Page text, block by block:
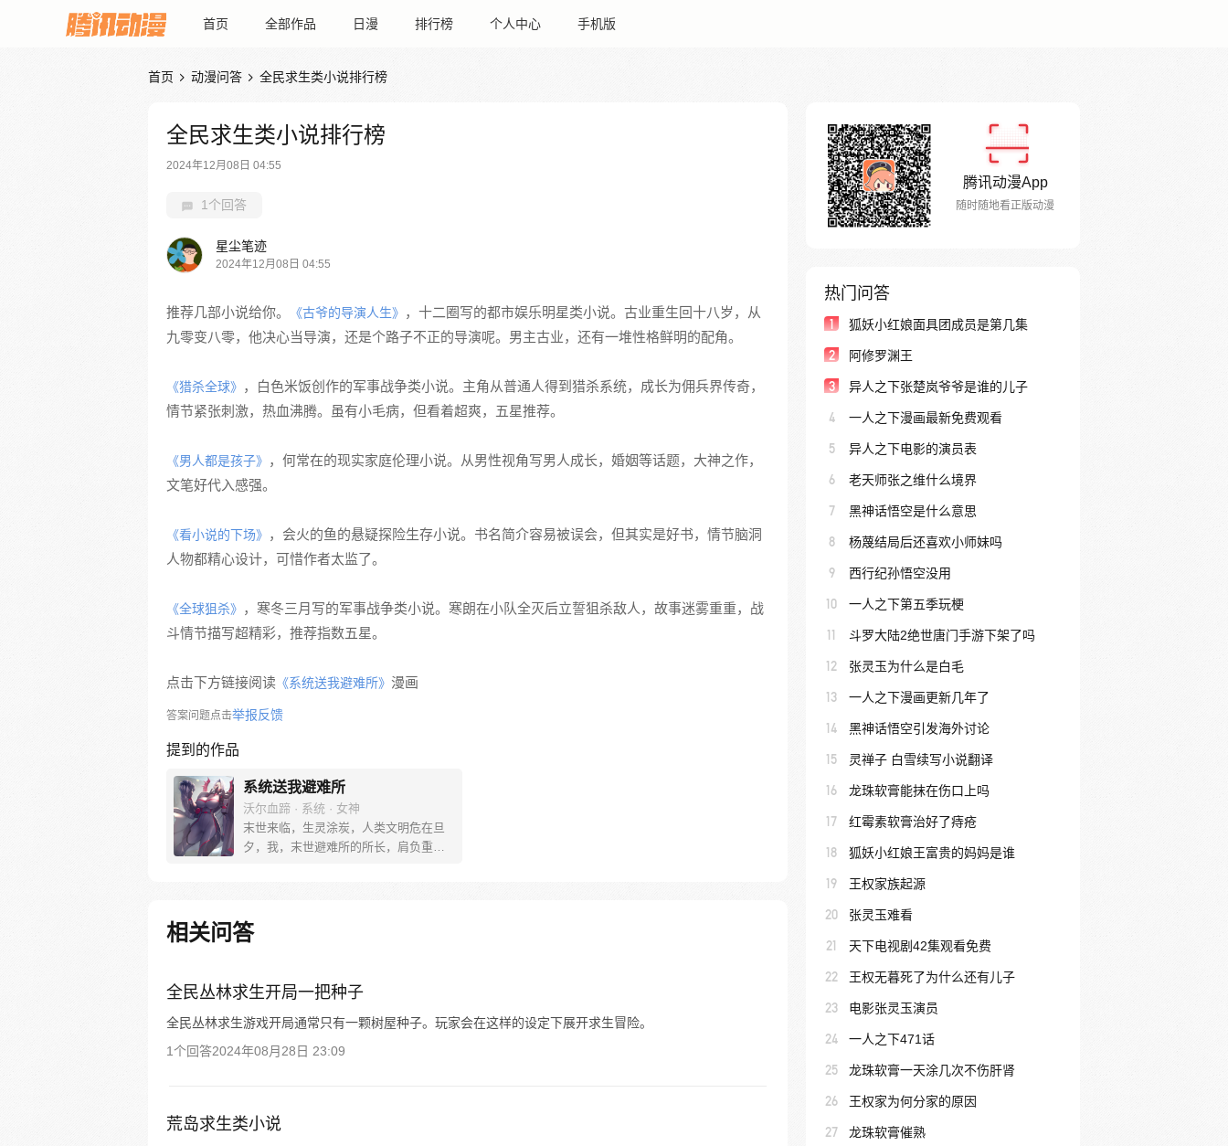
首页 全部作品 日漫 排行榜 个人中心 手机版
首页  动漫问答  全民求生类小说排行榜
全民求生类小说排行榜
2024年12月08日 04:55
1个回答
星尘笔迹
2024年12月08日 04:55
推荐几部小说给你。 《古爷的导演人生》 ，十二圈写的都市娱乐明星类小说。古业重生回十八岁，从
九零变八零，他决心当导演，还是个路子不正的导演呢。男主古业，还有一堆性格鲜明的配角。
《猎杀全球》 ，白色米饭创作的军事战争类小说。主角从普通人得到猎杀系统，成长为佣兵界传奇，
情节紧张刺激，热血沸腾。虽有小毛病，但看着超爽，五星推荐。
《男人都是孩子》 ，何常在的现实家庭伦理小说。从男性视角写男人成长，婚姻等话题，大神之作，
文笔好代入感强。
《看小说的下场》 ，会火的鱼的悬疑探险生存小说。书名简介容易被误会，但其实是好书，情节脑洞
人物都精心设计，可惜作者太监了。
《全球狙杀》 ，寒冬三月写的军事战争类小说。寒朗在小队全灭后立誓狙杀敌人，故事迷雾重重，战
斗情节描写超精彩，推荐指数五星。
点击下方链接阅读 《系统送我避难所》 漫画
答案问题点击举报反馈
提到的作品
系统送我避难所
沃尔血蹄 · 系统 · 女神
末世来临，生灵涂炭，人类文明危在旦
夕，我，末世避难所的所长，肩负重振
等职业人在末世无用武之地？别怕来我
ou！ 每周四更，周一周三周五周日更
新。请大家多多支持血蹄。
相关问答
全民丛林求生开局一把种子
全民丛林求生游戏开局通常只有一颗树屋种子。玩家会在这样的设定下展开求生冒险。
1个回答2024年08月28日 23:09
荒岛求生类小说
腾讯动漫App
随时随地看正版动漫
热门问答
1 狐妖小红娘面具团成员是第几集
2 阿修罗渊王
3 异人之下张楚岚爷爷是谁的儿子
4 一人之下漫画最新免费观看
5 异人之下电影的演员表
6 老天师张之维什么境界
7 黑神话悟空是什么意思
8 杨蔑结局后还喜欢小师妹吗
9 西行纪孙悟空没用
10 一人之下第五季玩梗
11 斗罗大陆2绝世唐门手游下架了吗
12 张灵玉为什么是白毛
13 一人之下漫画更新几年了
14 黑神话悟空引发海外讨论
15 灵禅子 白雪续写小说翻译
16 龙珠软膏能抹在伤口上吗
17 红霉素软膏治好了痔疮
18 狐妖小红娘王富贵的妈妈是谁
19 王权家族起源
20 张灵玉难看
21 天下电视剧42集观看免费
22 王权无暮死了为什么还有儿子
23 电影张灵玉演员
24 一人之下471话
25 龙珠软膏一天涂几次不伤肝肾
26 王权家为何分家的原因
27 龙珠软膏催熟